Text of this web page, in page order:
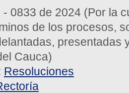
- 0833 de 2024 (Por la
de los procesos,
presentadas
Cauca)
Resoluciones